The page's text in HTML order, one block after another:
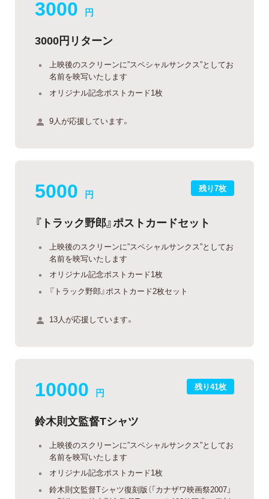
3000 円
3000円リターン
上映後のスクリーンに”スペシャルサンクス”としてお
名前を映写いたします
オリジナル記念ポストカード1枚
9人が応援しています。
残り7枚
5000 円
『トラック野郎』ポストカードセット
上映後のスクリーンに”スペシャルサンクス”としてお
名前を映写いたします
オリジナル記念ポストカード1枚
『トラック野郎』ポストカード2枚セット
13人が応援しています。
残り41枚
10000 円
鈴木則文監督Tシャツ
上映後のスクリーンに”スペシャルサンクス”としてお
名前を映写いたします
オリジナル記念ポストカード1枚
鈴木則文監督Tシャツ復刻版（「カナザワ映画祭2007」